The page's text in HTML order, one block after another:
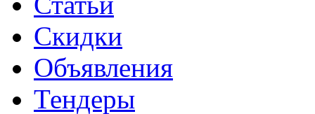
Скидки
Объявления
Тендеры